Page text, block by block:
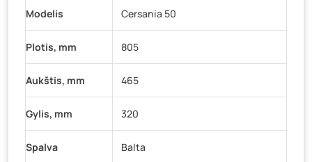
Modelis Cersania 50
Plotis, mm 805
Aukštis, mm 465
Gylis, mm 320
Spalva Balta